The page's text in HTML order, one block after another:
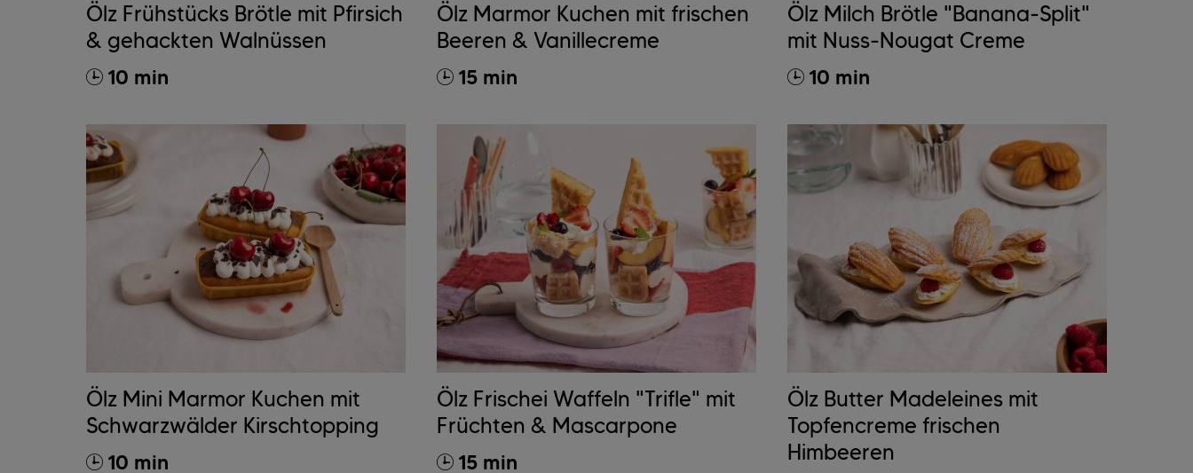
Ölz Frühstücks Brötle mit Pfirsich
& gehackten Walnüssen
10 min
Ölz Marmor Kuchen mit frischen
Beeren & Vanillecreme
15 min
Ölz Milch Brötle "Banana-Split"
mit Nuss-Nougat Creme
10 min
Ölz Mini Marmor Kuchen mit
Schwarzwälder Kirschtopping
10 min
Ölz Frischei Waffeln "Trifle" mit
Früchten & Mascarpone
15 min
Ölz Butter Madeleines mit
Topfencreme frischen
Himbeeren